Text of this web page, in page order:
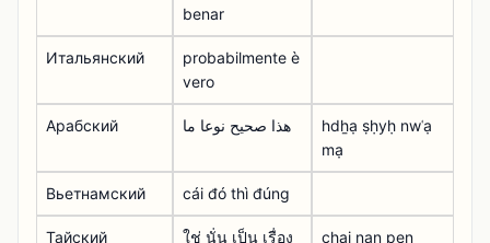
benar
Итальянский
probabilmente è
vero
Арабский هذا صحيح نوعا ما
hdẖạ ṣḥyḥ nwʿạ
mạ
Вьетнамский cái đó thì đúng
Тайский ใช่ นั่น เป็น เรื่อง chai nan pen